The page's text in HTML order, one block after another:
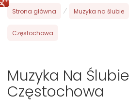
Strona główna / Muzyka na ślubie
Częstochowa
Muzyka Na Ślubie
Częstochowa